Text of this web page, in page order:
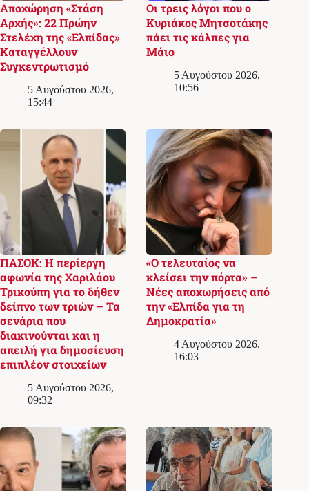
Αποχώρηση «Στάση
Αρχής»: 22 Πρώην
Στελέχη της «Ελπίδας»
Καταγγέλλουν
Συγκεντρωτισμό
5 Αυγούστου 2026,
15:44
Οι τρεις λόγοι που ο
Κυριάκος Μητσοτάκης
πάει τις κάλπες για
Μάιο
5 Αυγούστου 2026,
10:56
ΠΑΣΟΚ: Η περίεργη
αφωνία της Χαριλάου
Τρικούπη για το δήθεν
δείπνο των τριών – Τα
σενάρια που
διακινούνται και η
απειλή για δημοσίευση
επιπλέον στοιχείων
5 Αυγούστου 2026,
09:32
«Ο τελευταίος να
κλείσει την πόρτα» –
Νέες αποχωρήσεις από
την «Ελπίδα για τη
Δημοκρατία»
4 Αυγούστου 2026,
16:03